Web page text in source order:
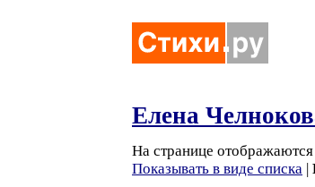
Елена
На странице
Показывать в виде списка |